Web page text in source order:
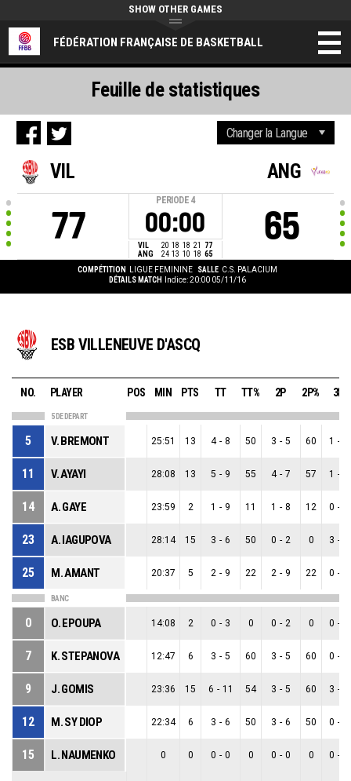
FÉDÉRATION FRANÇAISE DE BASKETBALL
SHOW OTHER GAMES
VIL
77
PERIODE 4
00:00
VIL 20 18 18 21
77
ANG
24 13 10 18 65
ANG
65
COMPÉTITION LIGUE FEMININE SALLE C.S. PALACIUM
DÉTAILS MATCH
Indice: 20:00 05/11/16
Feuille de statistiques
ESB VILLENEUVE D'ASCQ
NO. PLAYER POS MIN PTS TT TT% 2P 2P% 3P
5 DE DEPART
5 V. BREMONT 25:51 13 4 - 8 50 3 - 5 60 1 -
11 V. AYAYI 28:08 13 5 - 9 55 4 - 7 57 1 -
14 A. GAYE 23:59 2 1 - 9 11 1 - 8 12 0 -
23 A. IAGUPOVA 28:14 15 3 - 6 50 0 - 2 0 3 -
25 M. AMANT 20:37 5 2 - 9 22 2 - 9 22 0 -
BANC
0 O. EPOUPA 14:08 2 0 - 3 0 0 - 2 0 0 -
7 K. STEPANOVA 12:47 6 3 - 5 60 3 - 5 60 0 -
9 J. GOMIS 23:36 15 6 - 11 54 3 - 5 60 3 -
12 M. SY DIOP 22:34 6 3 - 6 50 3 - 6 50 0 -
15 L. NAUMENKO 0 0 0 - 0 0 0 - 0 0 0 -